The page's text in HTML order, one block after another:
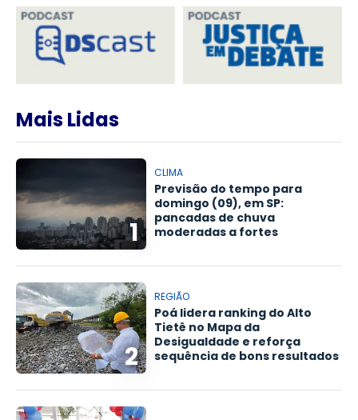
Mais Lidas
1
CLIMA
Previsão do tempo para
domingo (09), em SP:
pancadas de chuva
moderadas a fortes
2
REGIÃO
Poá lidera ranking do Alto
Tietê no Mapa da
Desigualdade e reforça
sequência de bons resultados